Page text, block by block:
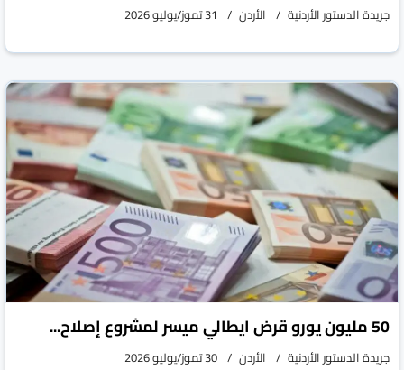
جريدة الدستور الأردنية الأردن 31 تموز/يوليو 2026
50 مليون يورو قرض ايطالي ميسر لمشروع إصلاح...
جريدة الدستور الأردنية الأردن 30 تموز/يوليو 2026